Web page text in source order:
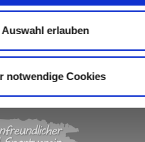
Auswahl erlauben
notwendige Cookies